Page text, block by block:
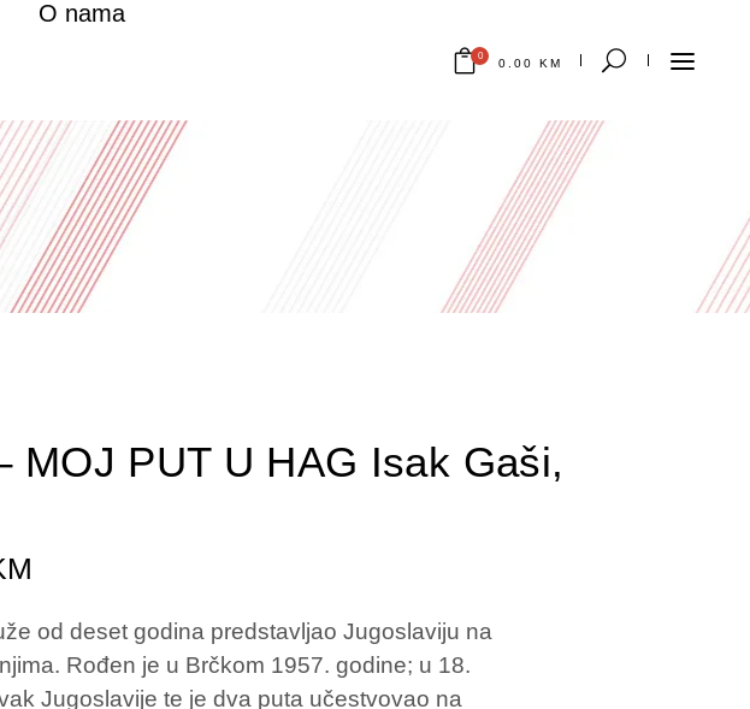
O nama
0
0.00 KM
MOJ PUT U HAG Isak Gaši,
od deset godina predstavljao Jugoslaviju na
Rođen je u Brčkom 1957. godine; u 18.
Jugoslavije te je dva puta učestvovao na